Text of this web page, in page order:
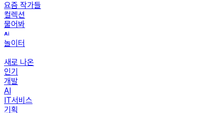
요즘 작가들
컬렉션
물어봐
놀이터
새로 나온
인기
개발
AI
IT서비스
기획